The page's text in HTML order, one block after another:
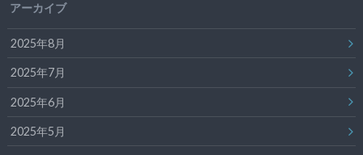
アーカイブ
2025年8月
2025年7月
2025年6月
2025年5月